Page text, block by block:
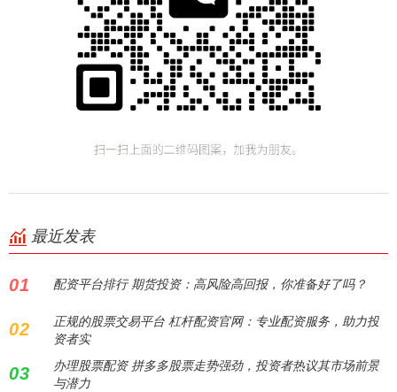
最近发表
01 配资平台排行 期货投资：高风险高回报，你准备好了吗？
02
正规的股票交易平台 杠杆配资官网：专业配资服务，助力投
资者实
03
办理股票配资 拼多多股票走势强劲，投资者热议其市场前景
与潜力